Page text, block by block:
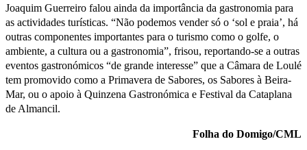
Joaquim Guerreiro falou ainda da importância da gastronomia para
as actividades turísticas. “Não podemos vender só o ‘sol e praia’, há
outras componentes importantes para o turismo como o golfe, o
ambiente, a cultura ou a gastronomia”, frisou, reportando-se a outras
eventos gastronómicos “de grande interesse” que a Câmara de Loulé
tem promovido como a Primavera de Sabores, os Sabores à Beira-
Mar, ou o apoio à Quinzena Gastronómica e Festival da Cataplana
de Almancil.
Folha do Domigo/CML